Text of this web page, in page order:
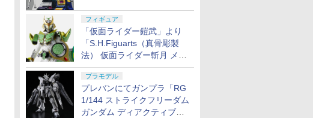
フィギュア
「仮面ライダー鎧武」より
「S.H.Figuarts（真骨彫製
法） 仮面ライダー斬月 メロ
ンアームズ」がプレバンにて
8月7日16時から予約開始！
プラモデル
プレバンにてガンプラ「RG
1/144 ストライクフリーダム
ガンダム ディアクティブモ